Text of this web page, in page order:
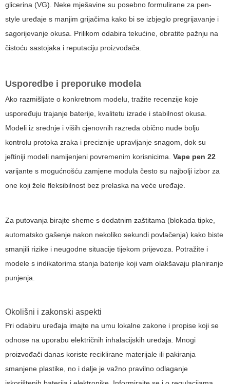
glicerina (VG). Neke mješavine su posebno formulirane za pen-
style uređaje s manjim grijačima kako bi se izbjeglo pregrijavanje i
sagorijevanje okusa. Prilikom odabira tekućine, obratite pažnju na
čistoću sastojaka i reputaciju proizvođača.
Usporedbe i preporuke modela
Ako razmišljate o konkretnom modelu, tražite recenzije koje
uspoređuju trajanje baterije, kvalitetu izrade i stabilnost okusa.
Modeli iz srednje i viših cjenovnih razreda obično nude bolju
kontrolu protoka zraka i preciznije upravljanje snagom, dok su
jeftiniji modeli namijenjeni povremenim korisnicima. Vape pen 22
varijante s mogućnošću zamjene modula često su najbolji izbor za
one koji žele fleksibilnost bez prelaska na veće uređaje.
Za putovanja birajte sheme s dodatnim zaštitama (blokada tipke,
automatsko gašenje nakon nekoliko sekundi povlačenja) kako biste
smanjili rizike i neugodne situacije tijekom prijevoza. Potražite i
modele s indikatorima stanja baterije koji vam olakšavaju planiranje
punjenja.
Okolišni i zakonski aspekti
Pri odabiru uređaja imajte na umu lokalne zakone i propise koji se
odnose na uporabu električnih inhalacijskih uređaja. Mnogi
proizvođači danas koriste reciklirane materijale ili pakiranja
smanjene plastike, no i dalje je važno pravilno odlaganje